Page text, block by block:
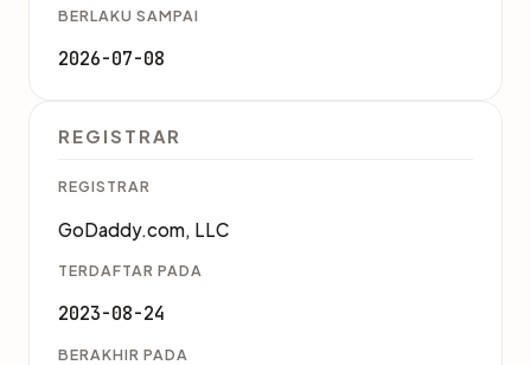
BERLAKU SAMPAI
2026-07-08
REGISTRAR
REGISTRAR
GoDaddy.com, LLC
TERDAFTAR PADA
2023-08-24
BERAKHIR PADA